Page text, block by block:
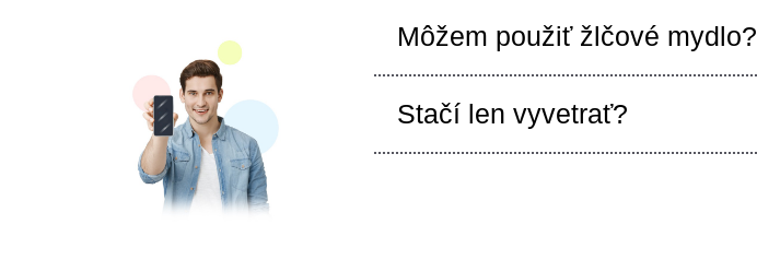
Môžem použiť žlčové mydlo?
Stačí len vyvetrať?